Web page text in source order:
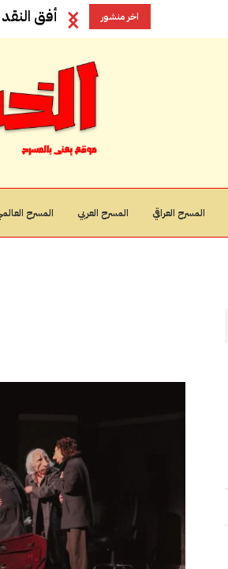
اخر منشور أفق
المسرح العراقي المسرح العربي المسرح